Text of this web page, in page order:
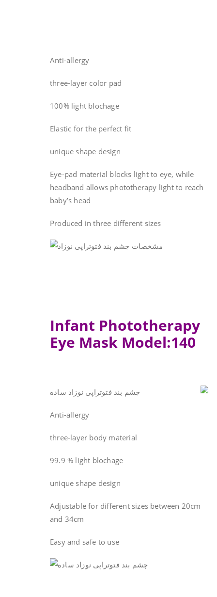
Anti-allergy
three-layer color pad
100% light blochage
Elastic for the perfect fit
unique shape design
Eye-pad material blocks light to eye, while
headband allows phototherapy light to reach
baby’s head
Produced in three different sizes
Infant Phototherapy
Eye Mask Model:140
Anti-allergy
three-layer body material
99.9 % light blochage
unique shape design
Adjustable for different sizes between 20cm
and 34cm
Easy and safe to use